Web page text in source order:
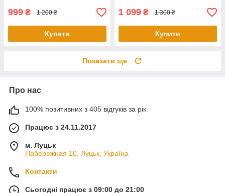
999 ₴ 1 200 ₴
Купити
1 099 ₴ 1 300 ₴
Купити
Показати ще
Про нас
100% позитивних з 405 відгуків за рік
Працює з 24.11.2017
м. Луцьк
Набережная 10, Луцьк, Україна
Контакти
Сьогодні працює з 09:00 до 21:00